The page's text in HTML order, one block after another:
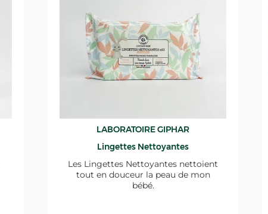
LABORATOIRE GIPHAR
Lingettes Nettoyantes
Les Lingettes Nettoyantes nettoient
tout en douceur la peau de mon
bébé.